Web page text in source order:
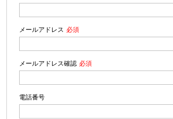
メールアドレス
メールアドレス確認
電話番号